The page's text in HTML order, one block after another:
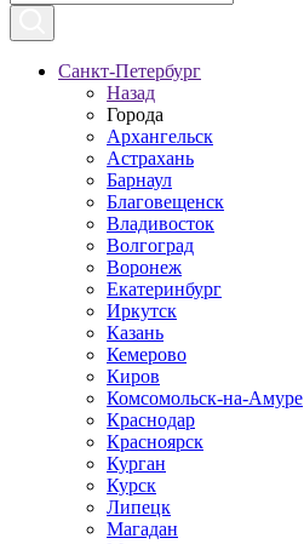
Санкт-Петербург
Назад
Города
Архангельск
Астрахань
Барнаул
Благовещенск
Владивосток
Волгоград
Воронеж
Екатеринбург
Иркутск
Казань
Кемерово
Киров
Комсомольск-на-Амуре
Краснодар
Красноярск
Курган
Курск
Липецк
Магадан